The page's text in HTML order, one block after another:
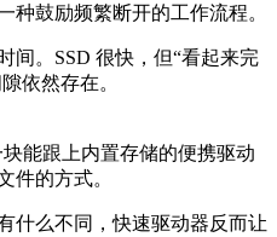
种鼓励频繁断开的工作流程。
间。SSD 很快，但“看起来完
依然存在。
能跟上内置存储的便携驱动
件的方式。
什么不同，快速驱动器反而让